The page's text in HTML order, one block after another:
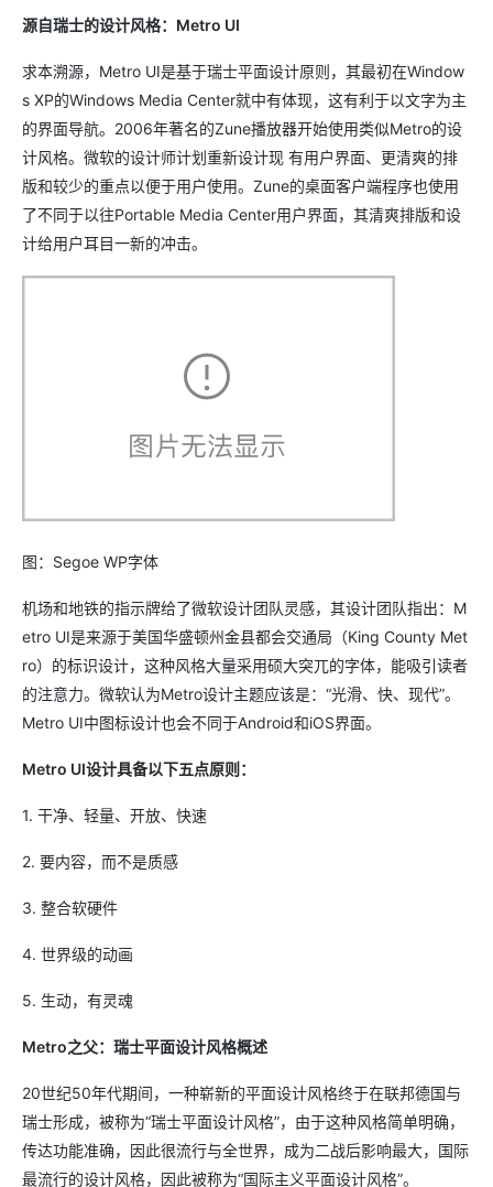
源自瑞士的设计风格：Metro UI
求本溯源，Metro UI是基于瑞士平面设计原则，其最初在Window
s XP的Windows Media Center就中有体现，这有利于以文字为主
的界面导航。2006年著名的Zune播放器开始使用类似Metro的设
计风格。微软的设计师计划重新设计现 有用户界面、更清爽的排
版和较少的重点以便于用户使用。Zune的桌面客户端程序也使用
了不同于以往Portable Media Center用户界面，其清爽排版和设
计给用户耳目一新的冲击。
图：Segoe WP字体
机场和地铁的指示牌给了微软设计团队灵感，其设计团队指出：M
etro UI是来源于美国华盛顿州金县都会交通局（King County Met
ro）的标识设计，这种风格大量采用硕大突兀的字体，能吸引读者
的注意力。微软认为Metro设计主题应该是：“光滑、快、现代”。
Metro UI中图标设计也会不同于Android和iOS界面。
Metro UI设计具备以下五点原则：
1. 干净、轻量、开放、快速
2. 要内容，而不是质感
3. 整合软硬件
4. 世界级的动画
5. 生动，有灵魂
Metro之父：瑞士平面设计风格概述
20世纪50年代期间，一种崭新的平面设计风格终于在联邦德国与
瑞士形成，被称为“瑞士平面设计风格”，由于这种风格简单明确，
传达功能准确，因此很流行与全世界，成为二战后影响最大，国际
最流行的设计风格，因此被称为“国际主义平面设计风格”。